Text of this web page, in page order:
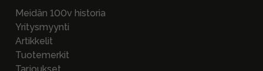
Meidän 100v historia
Yritysmyynti
Artikkelit
Tuotemerkit